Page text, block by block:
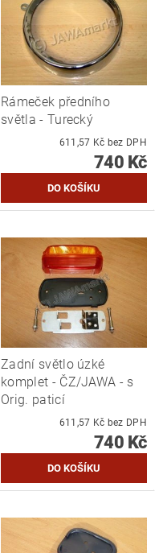
Rámeček předního
světla - Turecký
611,57 Kč bez DPH
740 Kč
Zadní světlo úzké
komplet - ČZ/JAWA - s
Orig. paticí
611,57 Kč bez DPH
740 Kč